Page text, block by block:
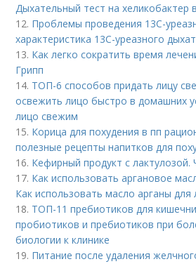
Дыхательный тест на хеликобактер
12. Проблемы проведения 13С-
характеристика 13С-уреазного
13. Как легко сократить время
Грипп
14. ТОП-6 способов придать лицу
освежить лицо быстро в домашних
лицо свежим
15. Корица для похудения в пп
полезные рецепты напитков для
16. Кефирный продукт с лактулозой.
17. Как использовать аргановое
Как использовать масло арганы для
18. ТОП-11 пребиотиков для
пробиотиков и пребиотиков при
биологии к клинике
19. Питание после удаления